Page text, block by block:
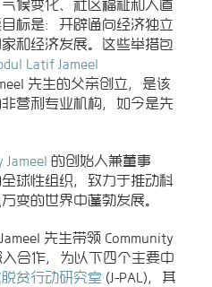
候变化、社区福祉和人道
标是：开辟通向经济独立
和经济发展。这些举措包
Latif Jameel
先生的父亲创立，是该
营利专业机构，如今是先
Jameel 的创始人兼董事
球性组织，致力于推动科
变的世界中蓬勃发展。
先生带领 Community
入合作，为以下四个主要中
贫行动研究室 (J-PAL)，其